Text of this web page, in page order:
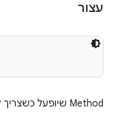
עצור
‫Method שיופעל כשצריך להפסיק את המעקב.